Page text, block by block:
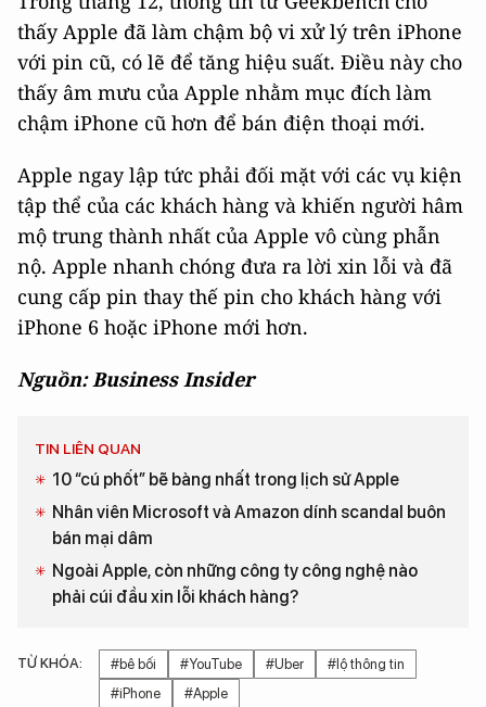
thấy Apple đã làm chậm bộ vi xử lý trên iPhone
với pin cũ, có lẽ để tăng hiệu suất. Điều này cho
thấy âm mưu của Apple nhằm mục đích làm
chậm iPhone cũ hơn để bán điện thoại mới.
Apple ngay lập tức phải đối mặt với các vụ kiện
tập thể của các khách hàng và khiến người hâm
mộ trung thành nhất của Apple vô cùng phẫn
nộ. Apple nhanh chóng đưa ra lời xin lỗi và đã
cung cấp pin thay thế pin cho khách hàng với
iPhone 6 hoặc iPhone mới hơn.
Nguồn: Business Insider
TIN LIÊN QUAN
10 “cú phốt” bẽ bàng nhất trong lịch sử Apple
Nhân viên Microsoft và Amazon dính scandal buôn
bán mại dâm
Ngoài Apple, còn những công ty công nghệ nào
phải cúi đầu xin lỗi khách hàng?
TỪ KHÓA: #bê bối #YouTube #Uber
#lộ thông tin
#iPhone
#Apple